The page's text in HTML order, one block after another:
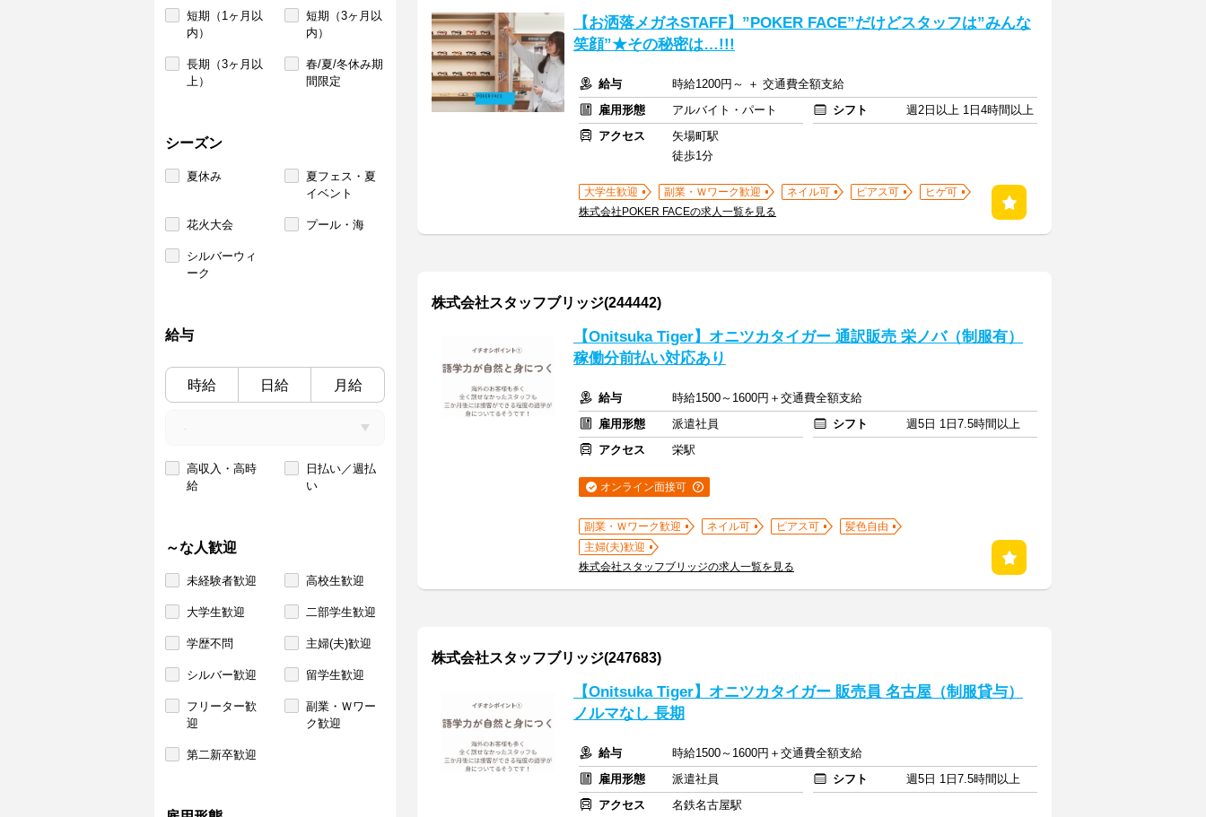
短期（1ヶ月以
内）
短期（3ヶ月以
内）
長期（3ヶ月以
上）
春/夏/冬休み期
間限定
シーズン
夏休み
夏フェス・夏
イベント
花火大会 プール・海
シルバーウィ
ーク
給与
時給 日給 月給
高収入・高時
給
日払い／週払
い
～な人歓迎
未経験者歓迎 高校生歓迎
大学生歓迎 二部学生歓迎
学歴不問 主婦(夫)歓迎
シルバー歓迎 留学生歓迎
フリーター歓
迎
副業・Ｗワー
ク歓迎
第二新卒歓迎
【お洒落メガネSTAFF】”POKER FACE”だけどスタッフは”みんな
笑顔”★その秘密は…!!!
給与
時給1200円～ ＋ 交通費全額支給
雇用形態
アルバイト・パート シフト
週2日以上 1日4時間以上
アクセス
矢場町駅
徒歩1分
大学生歓迎 副業・Ｗワーク歓迎 ネイル可 ピアス可
ヒゲ可
株式会社POKER FACEの求人一覧を見る
株式会社スタッフブリッジ(244442)
【Onitsuka Tiger】オニツカタイガー 通訳販売 栄ノバ（制服有）
稼働分前払い対応あり
給与
時給1500～1600円＋交通費全額支給
雇用形態
派遣社員 シフト
週5日 1日7.5時間以上
アクセス
栄駅
オンライン面接可
副業・Ｗワーク歓迎 ネイル可 ピアス可
髪色自由
主婦(夫)歓迎
株式会社スタッフブリッジの求人一覧を見る
株式会社スタッフブリッジ(247683)
【Onitsuka Tiger】オニツカタイガー 販売員 名古屋（制服貸与）
ノルマなし 長期
給与
時給1500～1600円＋交通費全額支給
雇用形態
派遣社員 シフト
週5日 1日7.5時間以上
アクセス
名鉄名古屋駅